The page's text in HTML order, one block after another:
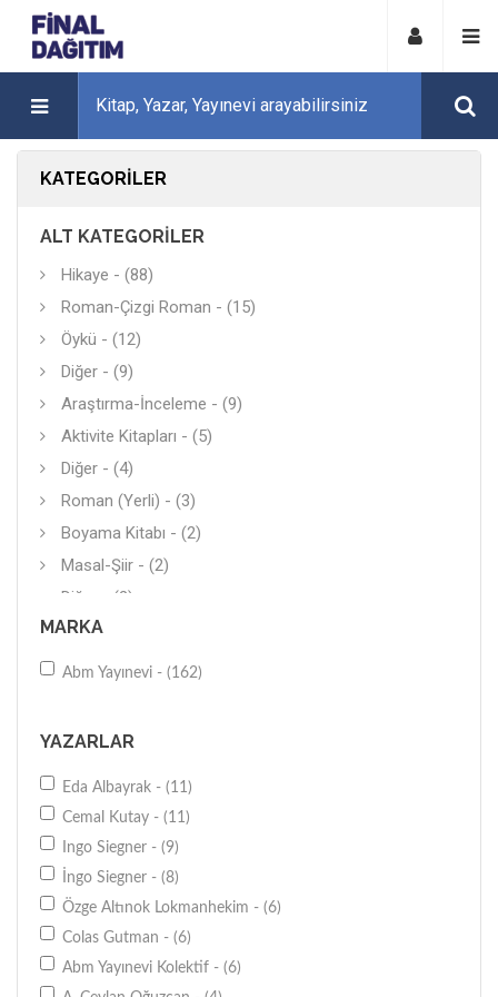
KATEGORILER
ALT KATEGORILER
Hikaye - (88)
Roman-Çizgi Roman - (15)
Öykü - (12)
Diğer - (9)
Araştırma-İnceleme - (9)
Aktivite Kitapları - (5)
Diğer - (4)
Roman (Yerli) - (3)
Boyama Kitabı - (2)
Masal-Şiir - (2)
Diğer - (2)
Eğitime Yardımcı - (1)
İş Dünyası - (1)
Diğer - (1)
Hiciv-Mizah - (1)
Öykü - (1)
Diğer - (1)
Günlük - (1)
MARKA
Abm Yayınevi - (162)
YAZARLAR
Eda Albayrak - (11)
Cemal Kutay - (11)
Ingo Siegner - (9)
İngo Siegner - (8)
Özge Altınok Lokmanhekim - (6)
Colas Gutman - (6)
Abm Yayınevi Kolektif - (6)